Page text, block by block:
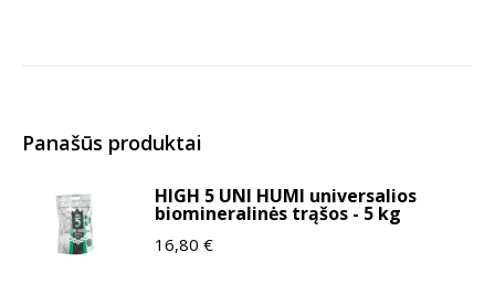
Panašūs produktai
HIGH 5 UNI HUMI universalios
biomineralinės trąšos - 5 kg
16,80 €